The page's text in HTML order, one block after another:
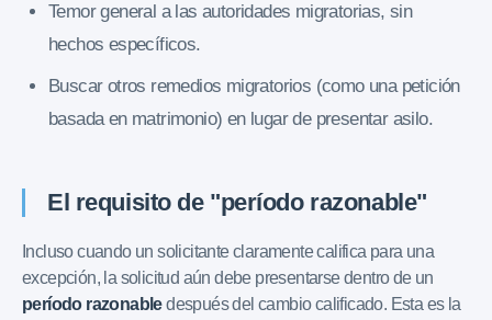
Temor general a las autoridades migratorias, sin
hechos específicos.
Buscar otros remedios migratorios (como una petición
basada en matrimonio) en lugar de presentar asilo.
El requisito de "período razonable"
Incluso cuando un solicitante claramente califica para una
excepción, la solicitud aún debe presentarse dentro de un
período razonabledespués del cambio calificado. Esta es la